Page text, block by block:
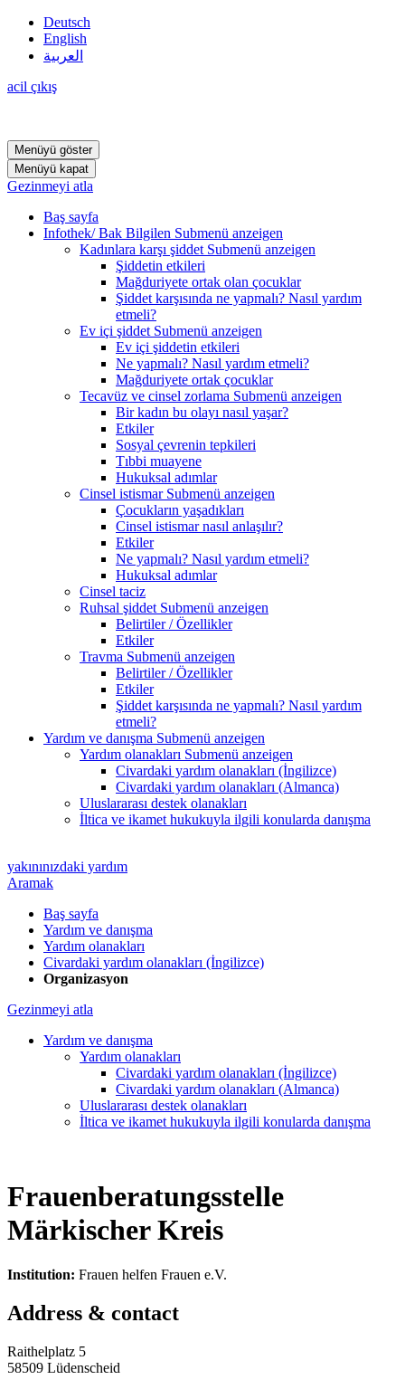
Deutsch
English
العربية
acil çıkış
Menüyü göster
Menüyü kapat
Gezinmeyi atla
Baş sayfa
Infothek/ Bak Bilgilen Submenü anzeigen
Kadınlara karşı şiddet Submenü anzeigen
Şiddetin etkileri
Mağduriyete ortak olan çocuklar
Şiddet karşısında ne yapmalı? Nasıl yardım
etmeli?
Ev içi şiddet Submenü anzeigen
Ev içi şiddetin etkileri
Ne yapmalı? Nasıl yardım etmeli?
Mağduriyete ortak çocuklar
Tecavüz ve cinsel zorlama Submenü anzeigen
Bir kadın bu olayı nasıl yaşar?
Etkiler
Sosyal çevrenin tepkileri
Tıbbi muayene
Hukuksal adımlar
Cinsel istismar Submenü anzeigen
Çocukların yaşadıkları
Cinsel istismar nasıl anlaşılır?
Etkiler
Ne yapmalı? Nasıl yardım etmeli?
Hukuksal adımlar
Cinsel taciz
Ruhsal şiddet Submenü anzeigen
Belirtiler / Özellikler
Etkiler
Travma Submenü anzeigen
Belirtiler / Özellikler
Etkiler
Şiddet karşısında ne yapmalı? Nasıl yardım
etmeli?
Yardım ve danışma Submenü anzeigen
Yardım olanakları Submenü anzeigen
Civardaki yardım olanakları (İngilizce)
Civardaki yardım olanakları (Almanca)
Uluslararası destek olanakları
İltica ve ikamet hukukuyla ilgili konularda danışma
yakınınızdaki yardım
Aramak
Baş sayfa
Yardım ve danışma
Yardım olanakları
Civardaki yardım olanakları (İngilizce)
Organizasyon
Gezinmeyi atla
Yardım ve danışma
Yardım olanakları
Civardaki yardım olanakları (İngilizce)
Civardaki yardım olanakları (Almanca)
Uluslararası destek olanakları
İltica ve ikamet hukukuyla ilgili konularda danışma
Frauenberatungsstelle
Märkischer Kreis
Institution: Frauen helfen Frauen e.V.
Address & contact
Raithelplatz 5
58509 Lüdenscheid